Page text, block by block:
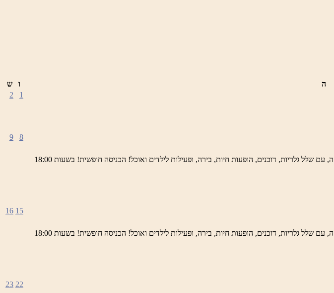
ה ו
ש
1
2
ימי חמישי באתר השחזור בראש פינה מוזמנים לחוויה תרבותית, להנות מהיופי של ראש פינה העתיקה, עם שלל גלריות, דוכנים, הופעות חיות, בירה, ופעילות לילדים ואוכל! הכניסה חופשית! בשעות 18:00
8
9
ימי חמישי באתר השחזור בראש פינה מוזמנים לחוויה תרבותית, להנות מהיופי של ראש פינה העתיקה, עם שלל גלריות, דוכנים, הופעות חיות, בירה, ופעילות לילדים ואוכל! הכניסה חופשית! בשעות 18:00
15
16
22
23